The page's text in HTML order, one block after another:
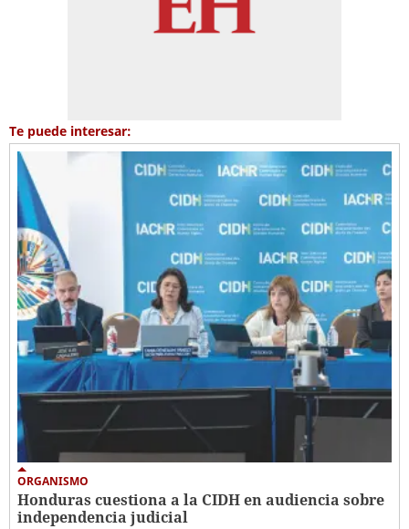
Te puede interesar:
ORGANISMO
Honduras cuestiona a la CIDH en audiencia sobre
independencia judicial